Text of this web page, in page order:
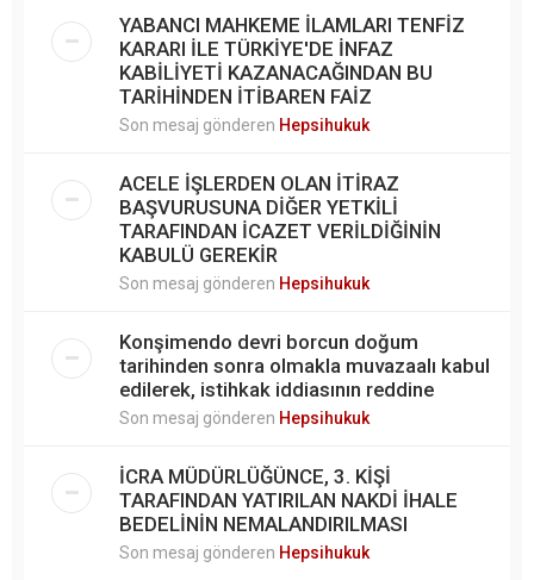
YABANCI MAHKEME İLAMLARI TENFİZ
KARARI İLE TÜRKİYE'DE İNFAZ
KABİLİYETİ KAZANACAĞINDAN BU
TARİHİNDEN İTİBAREN FAİZ
Son mesaj gönderen Hepsihukuk
ACELE İŞLERDEN OLAN İTİRAZ
BAŞVURUSUNA DİĞER YETKİLİ
TARAFINDAN İCAZET VERİLDİĞİNİN
KABULÜ GEREKİR
Son mesaj gönderen Hepsihukuk
Konşimendo devri borcun doğum
tarihinden sonra olmakla muvazaalı kabul
edilerek, istihkak iddiasının reddine
Son mesaj gönderen Hepsihukuk
İCRA MÜDÜRLÜĞÜNCE, 3. KİŞİ
TARAFINDAN YATIRILAN NAKDİ İHALE
BEDELİNİN NEMALANDIRILMASI
Son mesaj gönderen Hepsihukuk